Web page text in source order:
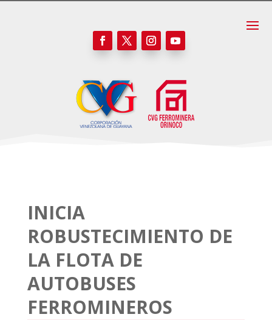
INICIA
ROBUSTECIMIENTO DE
LA FLOTA DE
AUTOBUSES
FERROMINEROS